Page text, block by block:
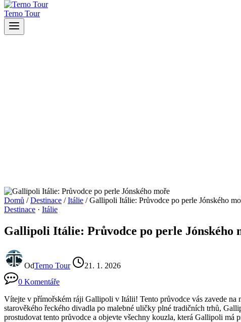
Terno Tour
Domů / Destinace / Itálie / Gallipoli Itálie: Průvodce po perle Jónského
Destinace · Itálie
Gallipoli Itálie: Průvodce po perle Jónského
OdTerno Tour
21. 1. 2026
0 Komentáře
Vítejte v přímořském ráji Gallipoli v Itálii! Tento průvodce vás zavede na
starověkého řeckého divadla po malebné uličky plné tradičních trhů,
prostudovat tento průvodce a objevte všechny kouzla, která Gallipoli má